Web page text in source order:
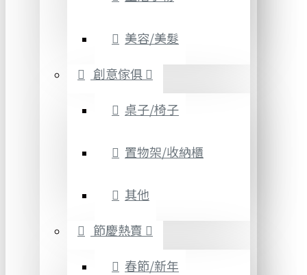
美容/美髮
創意傢俱
桌子/椅子
置物架/收納櫃
其他
節慶熱賣
春節/新年